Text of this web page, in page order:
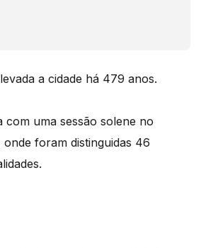
a cidade há 479 anos.
com uma sessão solene no
onde foram distinguidas 46